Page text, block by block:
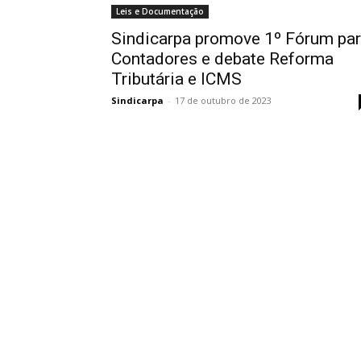
Leis e Documentação
Sindicarpa promove 1º Fórum
Contadores e debate Reforma
Tributária e ICMS
Sindicarpa - 17 de outubro de 2023